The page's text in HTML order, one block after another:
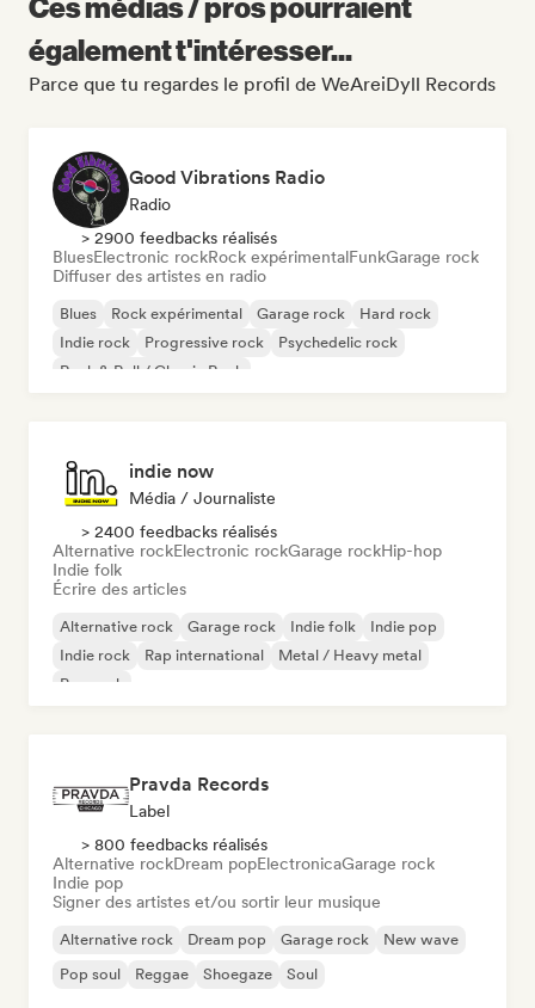
également t'intéresser...
Parce que tu regardes le profil de WeAreiDyll Records
Good Vibrations Radio
Radio
> 2900 feedbacks réalisés
BluesElectronic rockRock expérimentalFunkGarage rock
Diffuser des artistes en radio
Blues Rock expérimental Garage rock
Hard rock
Indie rock
Progressive rock
Psychedelic rock
Rock & Roll / Classic Rock
indie now
Média / Journaliste
> 2400 feedbacks réalisés
Alternative rockElectronic rockGarage rockHip-hop
Indie folk
Écrire des articles
Alternative rock Garage rock Indie folk
Indie pop
Indie rock
Rap international
Metal / Heavy metal
Pop rock
Pravda Records
Label
> 800 feedbacks réalisés
Alternative rockDream popElectronicaGarage rock
Indie pop
Signer des artistes et/ou sortir leur musique
Alternative rock Dream pop Garage rock
New wave
Pop soul
Reggae Shoegaze Soul